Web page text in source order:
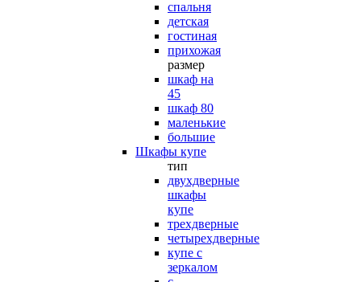
спальня
детская
гостиная
прихожая
размер
шкаф на
45
шкаф 80
маленькие
большие
Шкафы купе
тип
двухдверные
шкафы
купе
трехдверные
четырехдверные
купе с
зеркалом